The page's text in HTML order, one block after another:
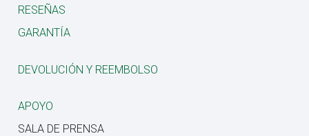
RESEÑAS
GARANTÍA
DEVOLUCIÓN Y REEMBOLSO
APOYO
SALA DE PRENSA